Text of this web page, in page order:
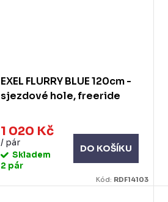
EXEL FLURRY BLUE 120cm -
sjezdové hole, freeride
1 020 Kč
/ pár
Skladem
2 pár
DO KOŠÍKU
Kód: RDF14103